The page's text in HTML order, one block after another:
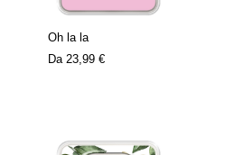
Oh la la
Da 23,99 €